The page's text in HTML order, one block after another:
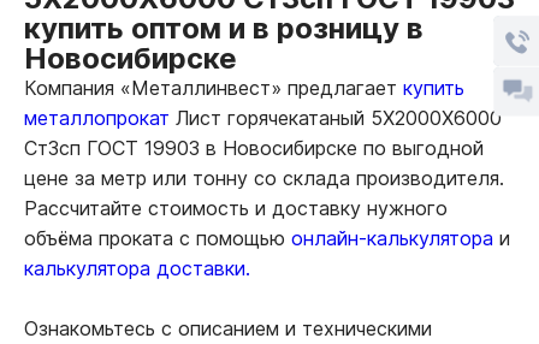
купить оптом и в розницу в
Новосибирске
Компания «Металлинвест» предлагает купить
металлопрокат Лист горячекатаный 5Х2000Х6000
Ст3сп ГОСТ 19903 в Новосибирске по выгодной
цене за метр или тонну со склада производителя.
Рассчитайте стоимость и доставку нужного
объёма проката с помощью онлайн-калькулятора и
калькулятора доставки.
Ознакомьтесь с описанием и техническими